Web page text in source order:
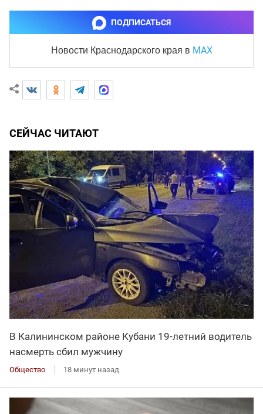
ПОДПИСАТЬСЯ
Новости Краснодарского края в MAX
СЕЙЧАС ЧИТАЮТ
В Калининском районе Кубани 19-летний водитель
насмерть сбил мужчину
Общество 18 минут назад